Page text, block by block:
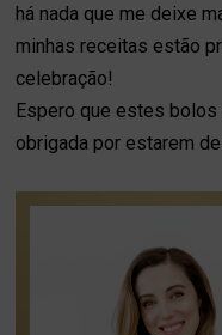
há nada que me deixe
minhas receitas estão
celebração!
Espero que estes
obrigada por estarem